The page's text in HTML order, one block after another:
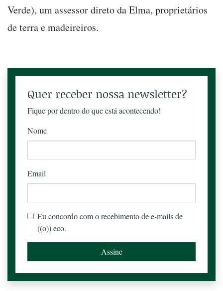
Verde), um assessor direto da Elma, proprietários
de terra e madeireiros.
Quer receber nossa newsletter?
Fique por dentro do que está acontecendo!
Nome
Email
Eu concordo com o recebimento de e-mails de
((o)) eco.